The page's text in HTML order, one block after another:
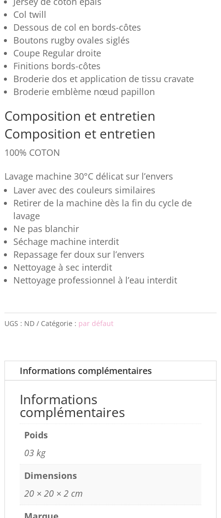
Col twill
Dessous de col en bords-côtes
Boutons rugby ovales siglés
Coupe Regular droite
Finitions bords-côtes
Broderie dos et application de tissu cravate
Broderie emblème nœud papillon
Composition et entretien
Composition et entretien
100% COTON
Lavage machine 30°C délicat sur l’envers
Laver avec des couleurs similaires
Retirer de la machine dès la fin du cycle de
lavage
Ne pas blanchir
Séchage machine interdit
Repassage fer doux sur l’envers
Nettoyage à sec interdit
Nettoyage professionnel à l’eau interdit
UGS : ND Catégorie : par défaut
Informations complémentaires
Informations
complémentaires
Poids
03 kg
Dimensions
20 × 20 × 2 cm